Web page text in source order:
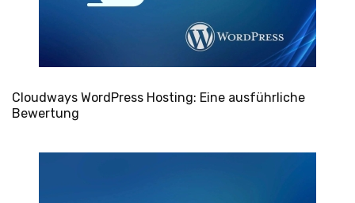
Cloudways WordPress Hosting: Eine ausführliche
Bewertung